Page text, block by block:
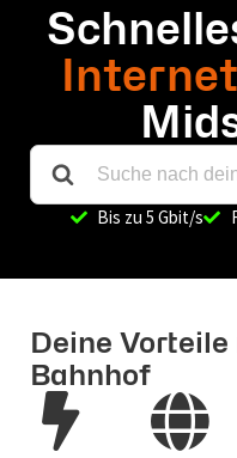
Internet
Bis zu 5 Gbit/s
Deine
Bahnhof